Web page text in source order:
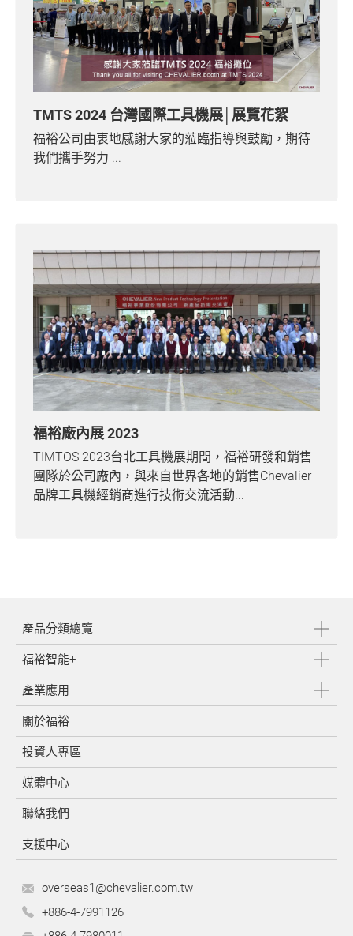
TMTS 2024 台灣國際工具機展│展覽花絮
福裕公司由衷地感謝大家的蒞臨指導與鼓勵，期待
我們攜手努力 ...
福裕廠內展 2023
TIMTOS 2023台北工具機展期間，福裕研發和銷售
團隊於公司廠內，與來自世界各地的銷售Chevalier
品牌工具機經銷商進行技術交流活動...
產品分類總覽
福裕智能+
產業應用
關於福裕
投資人專區
媒體中心
聯絡我們
支援中心
overseas1@chevalier.com.tw
+886-4-7991126